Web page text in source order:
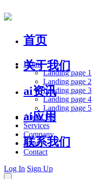
首页
关于我们
ai资讯
ai应用
联系我们
Home
Landing page 1
Landing page 2
Landing page 3
Landing page 4
Landing page 5
About Us
Services
Company
Blog
Contact
Log In Sign Up